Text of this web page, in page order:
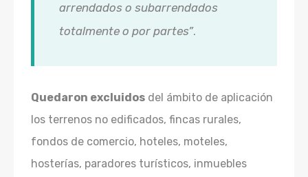
arrendados o subarrendados
totalmente o por partes”.
Quedaron excluidos del ámbito de aplicación
los terrenos no edificados, fincas rurales,
fondos de comercio, hoteles, moteles,
hosterías, paradores turísticos, inmuebles